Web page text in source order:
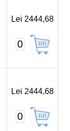
Lei 2444,68
0
Lei 2444,68
0